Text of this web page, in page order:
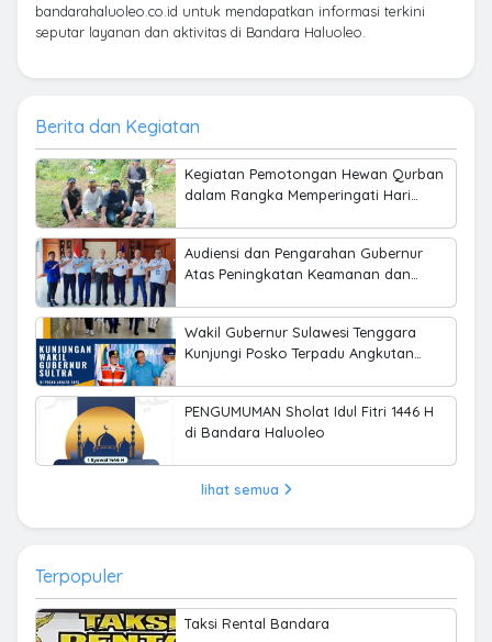
bandarahaluoleo.co.id untuk mendapatkan informasi terkini
seputar layanan dan aktivitas di Bandara Haluoleo.
Berita dan Kegiatan
Kegiatan Pemotongan Hewan Qurban
dalam Rangka Memperingati Hari
Audiensi dan Pengarahan Gubernur
Atas Peningkatan Keamanan dan
Haluoleo
Wakil Gubernur Sulawesi Tenggara
Kunjungi Posko Terpadu Angkutan
PENGUMUMAN Sholat Idul Fitri 1446 H
di Bandara Haluoleo
lihat semua
Terpopuler
Taksi Rental Bandara